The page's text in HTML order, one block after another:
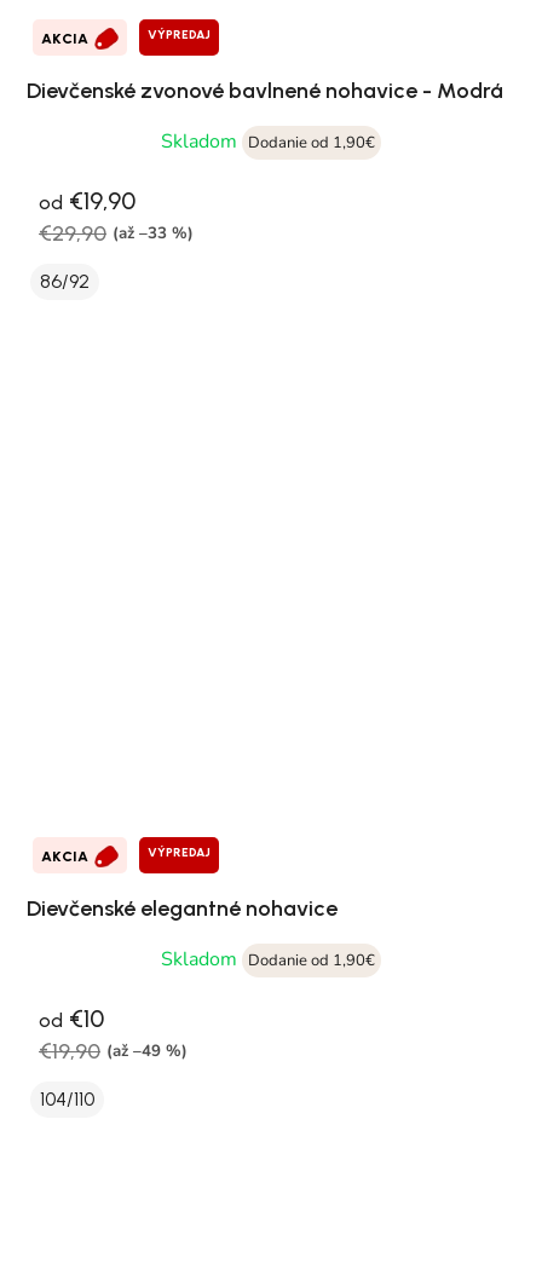
AKCIA VÝPREDAJ
Dievčenské zvonové bavlnené nohavice - Modrá
Skladom
Dodanie od 1,90€
od €19,90
€29,90 (až –33 %)
86/92
AKCIA VÝPREDAJ
Dievčenské elegantné nohavice
Skladom
Dodanie od 1,90€
od €10
€19,90 (až –49 %)
104/110